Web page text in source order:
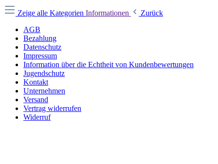
Zeige alle Kategorien Informationen
Zurück
AGB
Bezahlung
Datenschutz
Impressum
Information über die Echtheit von Kundenbewertungen
Jugendschutz
Kontakt
Unternehmen
Versand
Vertrag widerrufen
Widerruf